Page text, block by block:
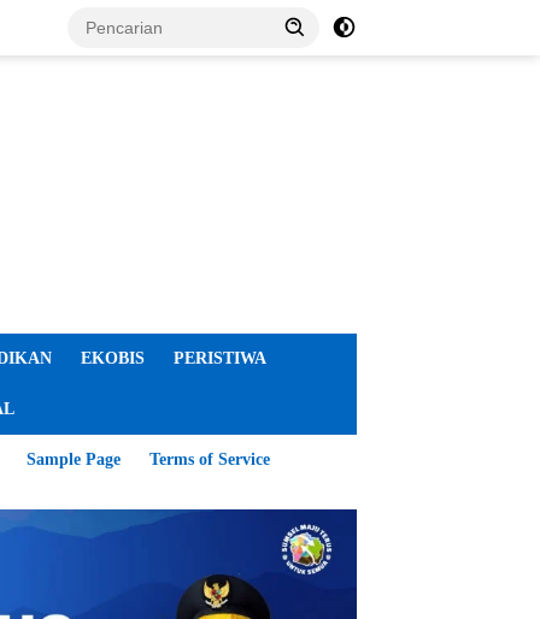
EKOBIS PERISTIWA
Sample Page Terms of Service